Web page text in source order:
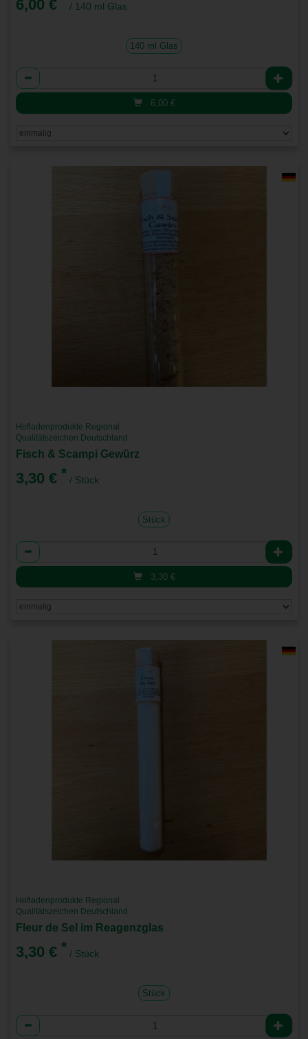
6,00 € / 140 ml Glas
140 ml Glas
Anzahl
6,00 €
Hofladenprodukte Regional
Qualitätszeichen Deutschland
Fisch & Scampi Gewürz
3,30 € * / Stück
Stück
Anzahl
3,30 €
Hofladenprodukte Regional
Qualitätszeichen Deutschland
Fleur de Sel im Reagenzglas
3,30 € * / Stück
Stück
Anzahl